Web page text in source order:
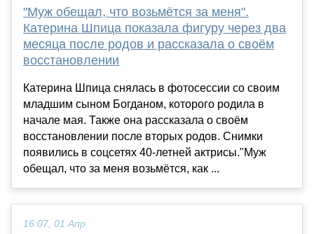
"Муж обещал, что возьмётся за меня".
Катерина Шпица показала фигуру через два
месяца после родов и рассказала о своём
восстановлении
Катерина Шпица снялась в фотосессии со своим
младшим сыном Богданом, которого родила в
начале мая. Также она рассказала о своём
восстановлении после вторых родов. Снимки
появились в соцсетях 40-летней актрисы."Муж
обещал, что за меня возьмётся, как ...
16:07, 01 Апр